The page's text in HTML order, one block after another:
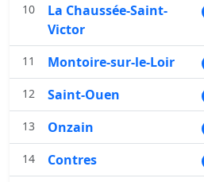
10
La Chaussée-Saint-
Victor
11 Montoire-sur-le-Loir
12 Saint-Ouen
13 Onzain
14 Contres